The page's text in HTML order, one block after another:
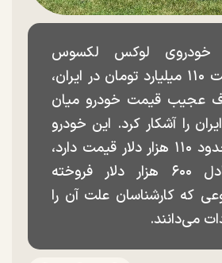
خودروی لوکس لکسوس
LX600 با قیمت ۱۱۰ میلیارد تومان در ایران،
عجیب قیمت خودرو میان
را آشکار کرد. این خودرو
که در جهان حدود ۱۱۰ هزار دلار قیمت دارد،
در ایران معادل ۶۰۰ هزار دلار فروخته
که کارشناسان علت آن را
می‌دانند.